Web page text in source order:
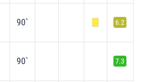
90` 6.2
90` 7.3